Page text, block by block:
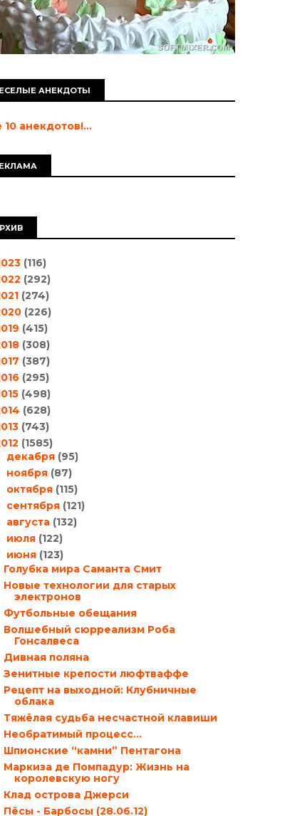
АНЕКДОТЫ
10 анекдотов!...
(116)
(292)
(274)
(226)
(415)
(308)
(387)
(295)
(498)
(628)
(743)
(1585)
декабря (95)
ноября (87)
октября (115)
сентября (121)
августа (132)
июля (122)
июня (123)
Голубка мира Саманта Смит
Новые технологии для старых
электронов
Футбольные обещания
Волшебный сюрреализм Роба
Гонсалвеса
Дивная поляна
Зенитные крепости люфтваффе
Рецепт на выходной: Клубничные
облака
Тяжёлая судьба несчастной клавиши
Необратимый процесс…
Шпионские “камни” Пентагона
Маркиза де Помпадур: Жизнь на
королевскую ногу
Клад острова Джерси
Пёсы - Барбосы (28.06.12)